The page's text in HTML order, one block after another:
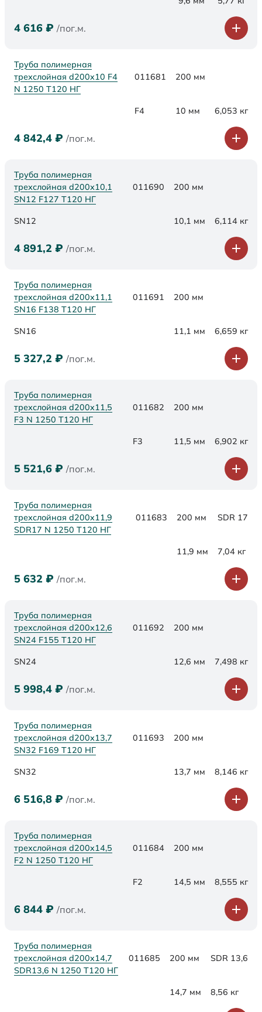
4 616 ₽ /пог.м.
Труба полимерная
трехслойная d200x10 F4
N 1250 Т120 НГ
011681 200 мм
F4 10 мм 6,053 кг
4 842,4 ₽ /пог.м.
Труба полимерная
трехслойная d200х10,1
SN12 F127 Т120 НГ
011690 200 мм
SN12 10,1 мм 6,114 кг
4 891,2 ₽ /пог.м.
Труба полимерная
трехслойная d200х11,1
SN16 F138 Т120 НГ
011691 200 мм
SN16 11,1 мм 6,659 кг
5 327,2 ₽ /пог.м.
Труба полимерная
трехслойная d200x11,5
F3 N 1250 Т120 НГ
011682 200 мм
F3 11,5 мм 6,902 кг
5 521,6 ₽ /пог.м.
Труба полимерная
трехслойная d200x11,9
SDR17 N 1250 Т120 НГ
011683 200 мм SDR 17
11,9 мм 7,04 кг
5 632 ₽ /пог.м.
Труба полимерная
трехслойная d200х12,6
SN24 F155 Т120 НГ
011692 200 мм
SN24 12,6 мм 7,498 кг
5 998,4 ₽ /пог.м.
Труба полимерная
трехслойная d200х13,7
SN32 F169 Т120 НГ
011693 200 мм
SN32 13,7 мм 8,146 кг
6 516,8 ₽ /пог.м.
Труба полимерная
трехслойная d200x14,5
F2 N 1250 Т120 НГ
011684 200 мм
F2 14,5 мм 8,555 кг
6 844 ₽ /пог.м.
Труба полимерная
трехслойная d200x14,7
SDR13,6 N 1250 Т120 НГ
011685 200 мм SDR 13,6
14,7 мм 8,56 кг